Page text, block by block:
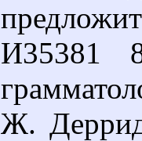
И35381
Ж.